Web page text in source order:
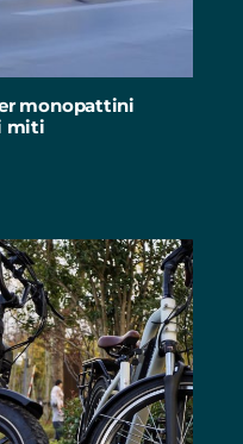
monopattini
miti